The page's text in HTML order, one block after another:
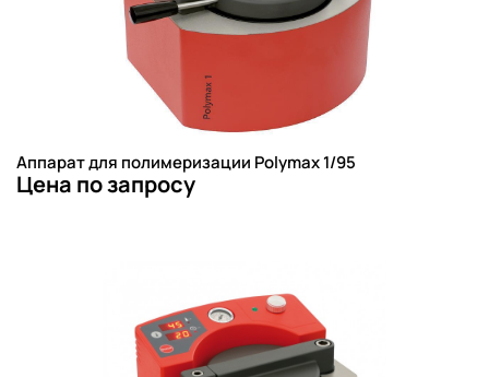
Аппарат для полимеризации Polymax 1/95
Цена по запросу